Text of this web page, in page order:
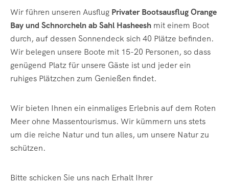
Wir führen unseren Ausflug Privater Bootsausflug Orange
Bay und Schnorcheln ab Sahl Hasheesh mit einem Boot
durch, auf dessen Sonnendeck sich 40 Plätze befinden.
Wir belegen unsere Boote mit 15-20 Personen, so dass
genügend Platz für unsere Gäste ist und jeder ein
ruhiges Plätzchen zum Genießen findet.
Wir bieten Ihnen ein einmaliges Erlebnis auf dem Roten
Meer ohne Massentourismus. Wir kümmern uns stets
um die reiche Natur und tun alles, um unsere Natur zu
schützen.
Bitte schicken Sie uns nach Erhalt Ihrer